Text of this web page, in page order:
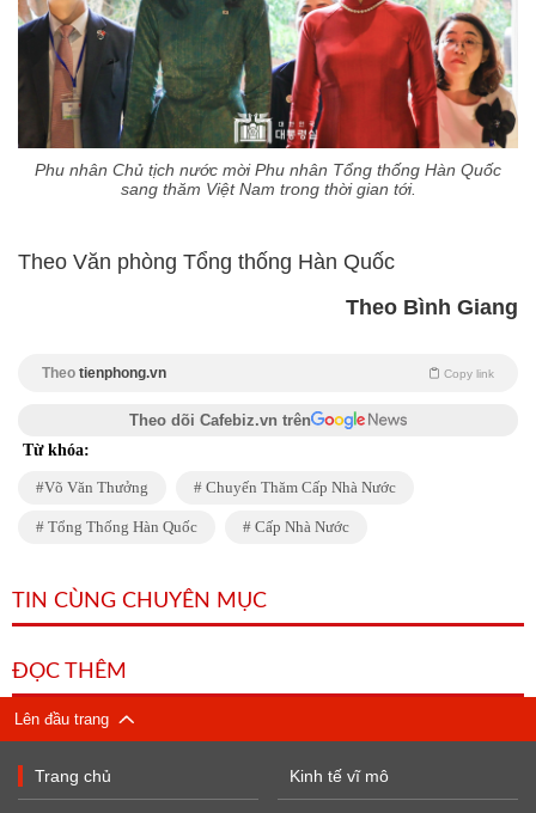
Phu nhân Chủ tịch nước mời Phu nhân Tổng thống Hàn Quốc
sang thăm Việt Nam trong thời gian tới.
Theo Văn phòng Tổng thống Hàn Quốc
Theo Bình Giang
Theo tienphong.vn Copy link
Theo dõi Cafebiz.vn trên
Từ khóa:
Võ Văn Thưởng Chuyến Thăm Cấp Nhà Nước
Tổng Thống Hàn Quốc Cấp Nhà Nước
TIN CÙNG CHUYÊN MỤC
ĐỌC THÊM
Lên đầu trang
Trang chủ Kinh tế vĩ mô